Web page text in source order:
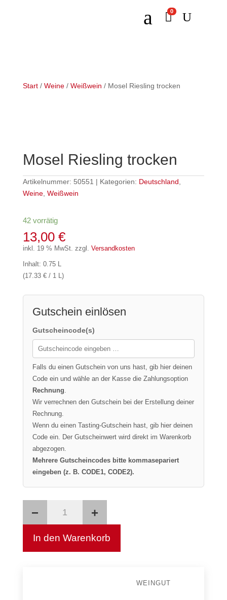
a 0 U
Start/ Weine/ Weißwein / Mosel Riesling trocken
Mosel Riesling trocken
Artikelnummer: 50551 Kategorien: Deutschland
Weine, Weißwein
42 vorrätig
13,00 €
inkl. 19 % MwSt. zzgl. Versandkosten
Inhalt: 0.75 L
(17.33 € / 1 L)
Gutschein einlösen
Gutscheincode(s)
Falls du einen Gutschein von uns hast, gib hier deinen
Code ein und wähle an der Kasse die Zahlungsoption
Rechnung.
Wir verrechnen den Gutschein bei der Erstellung deiner
Rechnung.
Wenn du einen Tasting-Gutschein hast, gib hier deinen
Code ein. Der Gutscheinwert wird direkt im Warenkorb
abgezogen.
Mehrere Gutscheincodes bitte kommasepariert
eingeben (z. B. CODE1, CODE2).
−
trocken
Menge
+
In den Warenkorb
WEINGUT